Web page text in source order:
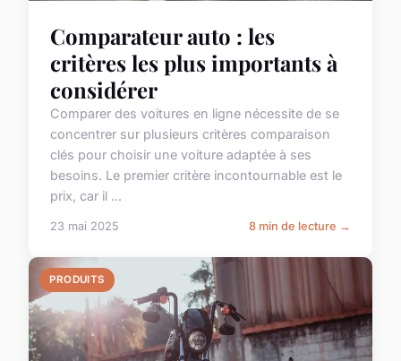
Comparateur auto : les
critères les plus importants à
considérer
Comparer des voitures en ligne nécessite de se
concentrer sur plusieurs critères comparaison
clés pour choisir une voiture adaptée à ses
besoins. Le premier critère incontournable est le
prix, car il ...
23 mai 2025 8 min de lecture →
PRODUITS